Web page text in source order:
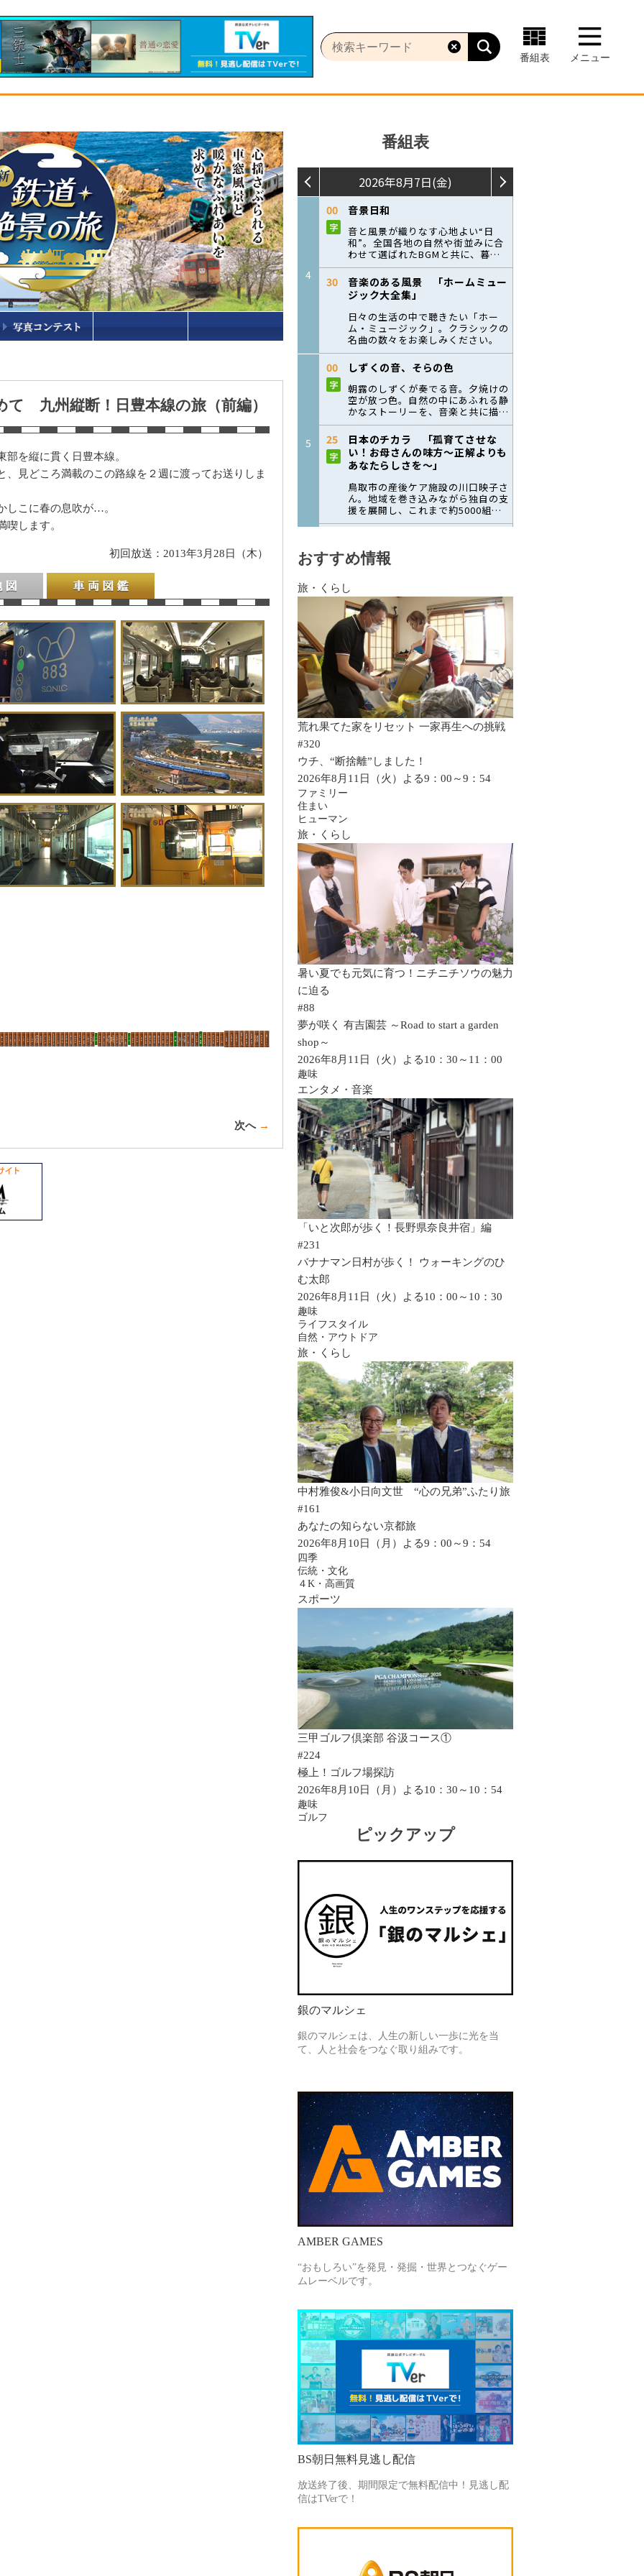
番組表 メニュー
て 九州縦断！日豊本線の旅（前編）
を縦に貫く日豊本線。
、見どころ満載のこの路線を２週に渡ってお送りしま
しこに春の息吹が…。
します。
初回放送：2013年3月28日（木）
車両図鑑
次へ→
番組表
おすすめ情報
旅・くらし
荒れ果てた家をリセット 一家再生への挑戦
#320
ウチ、“断捨離”しました！
2026年8月11日（火）よる9：00～9：54
ファミリー
住まい
ヒューマン
旅・くらし
暑い夏でも元気に育つ！ニチニチソウの魅力
に迫る
#88
夢が咲く 有吉園芸 ～Road to start a garden
shop～
2026年8月11日（火）よる10：30～11：00
趣味
エンタメ・音楽
「いと次郎が歩く！長野県奈良井宿」編
#231
バナナマン日村が歩く！ ウォーキングのひ
む太郎
2026年8月11日（火）よる10：00～10：30
趣味
ライフスタイル
自然・アウトドア
旅・くらし
中村雅俊&小日向文世 “心の兄弟”ふたり旅
#161
あなたの知らない京都旅
2026年8月10日（月）よる9：00～9：54
四季
伝統・文化
４K・高画質
スポーツ
三甲ゴルフ倶楽部 谷汲コース①
#224
極上！ゴルフ場探訪
2026年8月10日（月）よる10：30～10：54
趣味
ゴルフ
ピックアップ
銀のマルシェ
銀のマルシェは、人生の新しい一歩に光を当
て、人と社会をつなぐ取り組みです。
AMBER GAMES
“おもしろい”を発見・発掘・世界とつなぐゲー
ムレーベルです。
BS朝日無料見逃し配信
放送終了後、期間限定で無料配信中！見逃し配
信はTVerで！